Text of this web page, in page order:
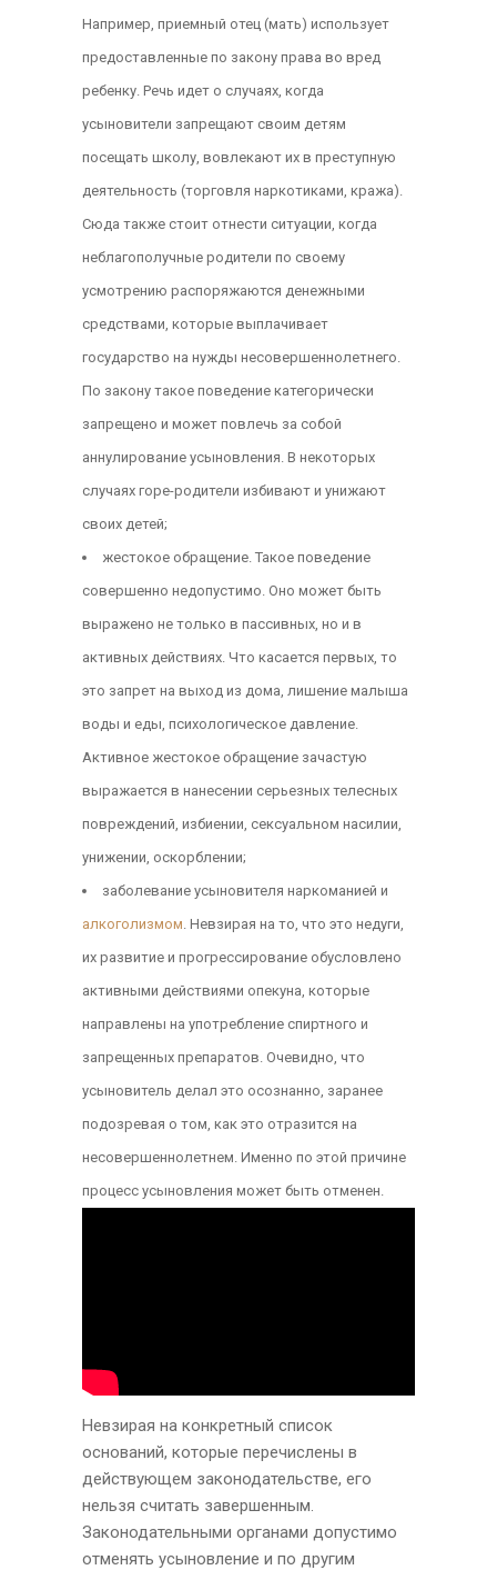
Например, приемный отец (мать) использует
предоставленные по закону права во вред
ребенку. Речь идет о случаях, когда
усыновители запрещают своим детям
посещать школу, вовлекают их в преступную
деятельность (торговля наркотиками, кража).
Сюда также стоит отнести ситуации, когда
неблагополучные родители по своему
усмотрению распоряжаются денежными
средствами, которые выплачивает
государство на нужды несовершеннолетнего.
По закону такое поведение категорически
запрещено и может повлечь за собой
аннулирование усыновления. В некоторых
случаях горе-родители избивают и унижают
своих детей;
жестокое обращение. Такое поведение
совершенно недопустимо. Оно может быть
выражено не только в пассивных, но и в
активных действиях. Что касается первых, то
это запрет на выход из дома, лишение малыша
воды и еды, психологическое давление.
Активное жестокое обращение зачастую
выражается в нанесении серьезных телесных
повреждений, избиении, сексуальном насилии,
унижении, оскорблении;
заболевание усыновителя наркоманией и
алкоголизмом. Невзирая на то, что это недуги,
их развитие и прогрессирование обусловлено
активными действиями опекуна, которые
направлены на употребление спиртного и
запрещенных препаратов. Очевидно, что
усыновитель делал это осознанно, заранее
подозревая о том, как это отразится на
несовершеннолетнем. Именно по этой причине
процесс усыновления может быть отменен.
Невзирая на конкретный список
оснований, которые перечислены в
действующем законодательстве, его
нельзя считать завершенным.
Законодательными органами допустимо
отменять усыновление и по другим